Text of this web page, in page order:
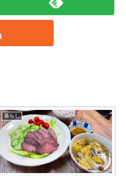
暮らし